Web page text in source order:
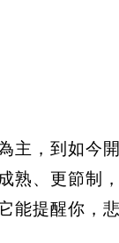
主，到如今
熟、更節制
提醒你，